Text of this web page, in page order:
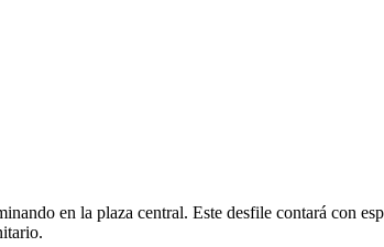
en la plaza central. Este desfile contará con